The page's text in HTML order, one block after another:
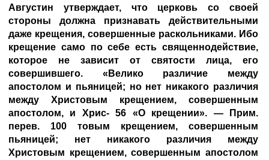
Августин утверждает, что церковь со своей
стороны должна признавать действительными
даже крещения, совершенные раскольниками. Ибо
крещение само по себе есть священнодействие,
которое не зависит от святости лица, его
совершившего. «Велико различие между
апостолом и пьяницей; но нет никакого различия
между Христовым крещением, совершенным
апостолом, и Хрис- 56 «О крещении». — Прим.
перев. 100 товым крещением, совершенным
пьяницей; нет никакого различия между
Христовым крещением, совершенным апостолом